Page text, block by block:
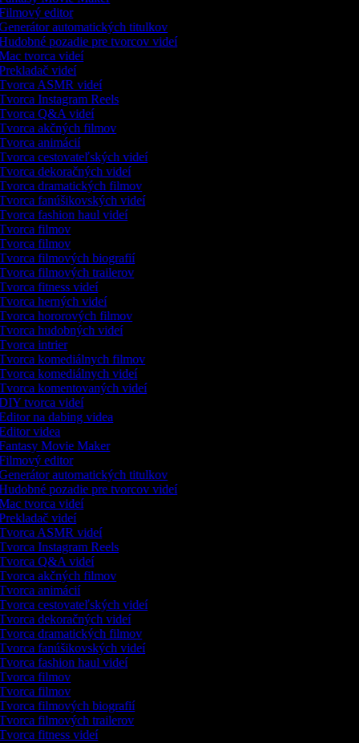
editor
automatických titulkov
pozadie pre tvorcov videí
tvorca videí
videí
ASMR videí
Instagram Reels
Q&A videí
akčných filmov
animácií
cestovateľských videí
dekoračných videí
dramatických filmov
fanúšikovských videí
fashion haul videí
filmov
filmov
filmových biografií
filmových trailerov
fitness videí
herných videí
hororových filmov
hudobných videí
intrier
komediálnych filmov
komediálnych videí
komentovaných videí
tvorca videí
na dabing videa
videa
Movie Maker
editor
automatických titulkov
pozadie pre tvorcov videí
tvorca videí
videí
ASMR videí
Instagram Reels
Q&A videí
akčných filmov
animácií
cestovateľských videí
dekoračných videí
dramatických filmov
fanúšikovských videí
fashion haul videí
filmov
filmov
filmových biografií
filmových trailerov
fitness videí